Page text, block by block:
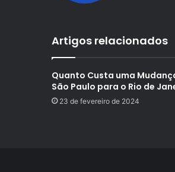
Artigos relacionados
Quanto Custa uma
São Paulo para o Rio de
23 de fevereiro de 2024